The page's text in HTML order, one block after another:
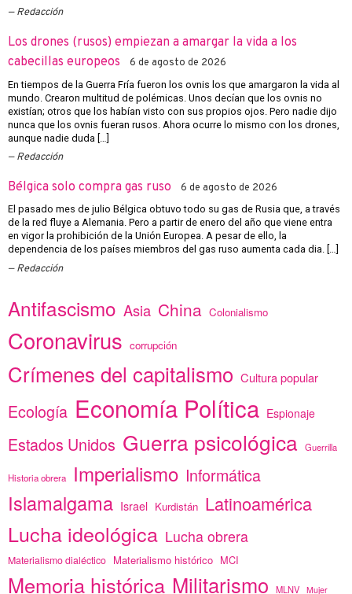
Redacción
Los drones (rusos) empiezan a amargar la vida a los
cabecillas europeos
6 de agosto de 2026
En tiempos de la Guerra Fría fueron los ovnis los que amargaron la vida al
mundo. Crearon multitud de polémicas. Unos decían que los ovnis no
existían; otros que los habían visto con sus propios ojos. Pero nadie dijo
nunca que los ovnis fueran rusos. Ahora ocurre lo mismo con los drones,
aunque nadie duda […]
Redacción
Bélgica solo compra gas ruso 6 de agosto de 2026
El pasado mes de julio Bélgica obtuvo todo su gas de Rusia que, a través
de la red fluye a Alemania. Pero a partir de enero del año que viene entra
en vigor la prohibición de la Unión Europea. A pesar de ello, la
dependencia de los países miembros del gas ruso aumenta cada dia. […]
Redacción
Antifascismo Asia China Colonialismo
Coronavirus corrupción
Crímenes del capitalismo Cultura popular
Ecología Economía Política Espionaje
Estados Unidos Guerra psicológica Guerrilla
Historia obrera Imperialismo Informática
Islamalgama Israel Kurdistán Latinoamérica
Lucha ideológica Lucha obrera
Materialismo dialéctico Materialismo histórico MCI
Memoria histórica Militarismo MLNV Mujer